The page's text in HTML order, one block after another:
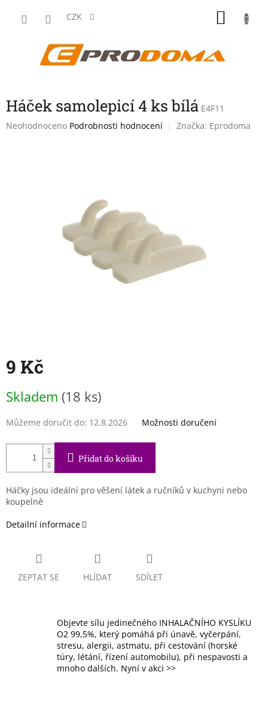
CZK
Háček samolepicí 4 ks bílá E4F11
Průměrné
Neohodnoceno Podrobnosti hodnocení Značka: Eprodoma
9 Kč
cena:
Skladem (18 ks)
Můžeme doručit do: 12.8.2026 Možnosti doručení
Přidat do košíku
Háčky jsou ideální pro věšení látek a ručníků v kuchyni nebo
koupelně
Detailní informace
ZEPTAT SE HLÍDAT SDÍLET
Objevte sílu jedinečného INHALAČNÍHO KYSLÍKU
O2 99,5%, který pomáhá při únavě, vyčerpání,
stresu, alergii, astmatu, při cestování (horské
túry, létání, řízení automobilu), při nespavosti a
mnoho dalších. Nyní v akci >>